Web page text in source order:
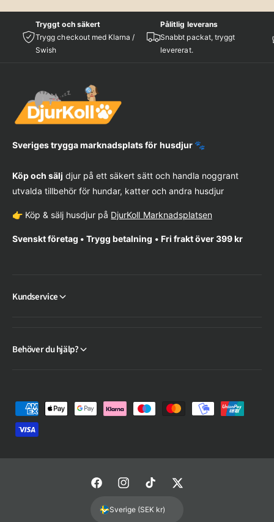
Tryggt och säkert
Trygg checkout med Klarna /
Swish
Pålitlig leverans
Snabbt packat, tryggt
levererat.
Sveriges trygga marknadsplats för husdjur 🐾
Köp och sälj djur på ett säkert sätt och handla noggrant
utvalda tillbehör för hundar, katter och andra husdjur
👉 Köp & sälj husdjur på DjurKoll Marknadsplatsen
Svenskt företag • Trygg betalning • Fri frakt över 399 kr
Kundservice
Behöver du hjälp?
e
a
F
I
n
T
i
T
Sverige (SEK kr)